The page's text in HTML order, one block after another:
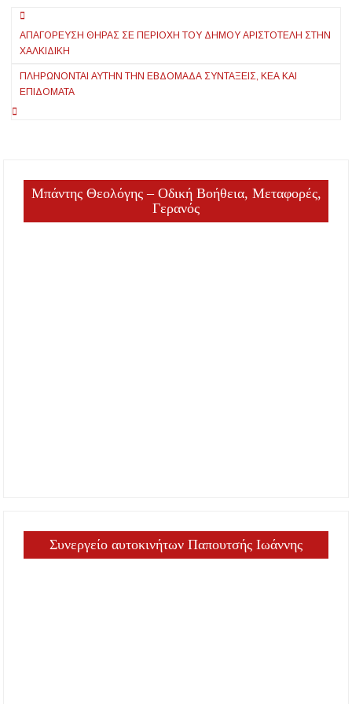
Πλοήγηση
άρθρων
ΑΠΑΓΌΡΕΥΣΗ ΘΉΡΑΣ ΣΕ ΠΕΡΙΟΧΉ ΤΟΥ ΔΉΜΟΥ ΑΡΙΣΤΟΤΈΛΗ ΣΤΗΝ
ΧΑΛΚΙΔΙΚΉ
ΠΛΗΡΏΝΟΝΤΑΙ ΑΥΤΗΝ ΤΗΝ ΕΒΔΟΜΆΔΑ ΣΥΝΤΆΞΕΙΣ, ΚΕΑ ΚΑΙ
ΕΠΙΔΌΜΑΤΑ
Μπάντης Θεολόγης – Οδική Βοήθεια, Μεταφορές,
Γερανός
Συνεργείο αυτοκινήτων Παπουτσής Ιωάννης